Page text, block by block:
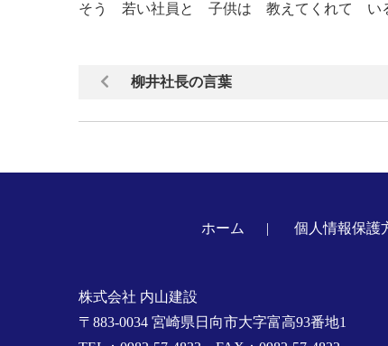
そう 若い社員と 子供は 教えてくれて いる
柳井社長の言葉
ホーム 個人情報保護
株式会社 内山建設
〒883-0034 宮崎県日向市大字富高93番地1